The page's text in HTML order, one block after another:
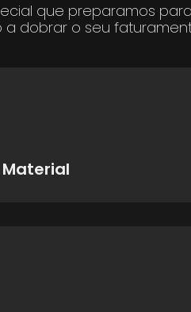
que preparamos para
dobrar o seu